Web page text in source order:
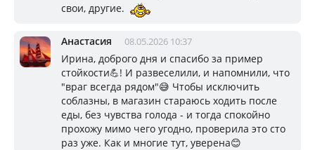
свои, другие.
Анастасия 08.05.2026 10:37
Ирина, доброго дня и спасибо за пример
стойкости💪! И развеселили, и напомнили, что
"враг всегда рядом"😅 Чтобы исключить
соблазны, в магазин стараюсь ходить после
еды, без чувства голода - и тогда спокойно
прохожу мимо чего угодно, проверила это сто
раз уже. Как и многие тут, уверена😊